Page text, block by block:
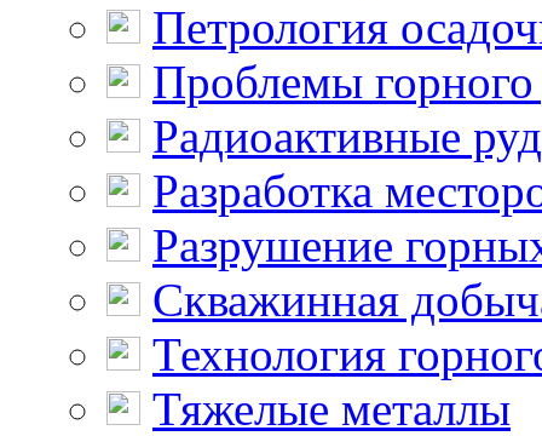
Петрология
Проблемы горного
Радиоактивные
Разработка
Разрушение
Скважинная
Технология
Тяжелые металлы